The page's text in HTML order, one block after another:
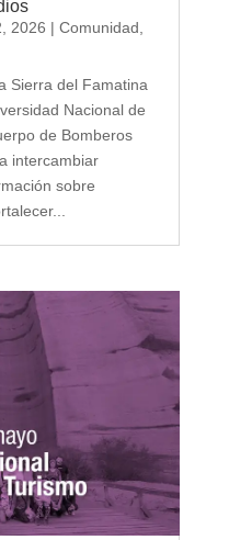
2026 | Comunidad
Sierra del Famatina
Nacional de
de Bomberos
intercambiar
sobre